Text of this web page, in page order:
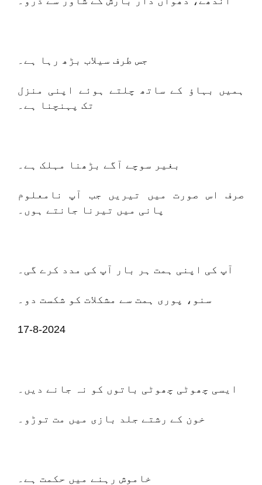
جس طرف سیلاب بڑھ رہا ہے۔
ہمیں بہاؤ کے ساتھ چلتے ہوئے اپنی منزل
تک پہنچنا ہے۔
بغیر سوچے آگے بڑھنا مہلک ہے۔
صرف اس صورت میں تیریں جب آپ نامعلوم
پانی میں تیرنا جانتے ہوں۔
آپ کی اپنی ہمت ہر بار آپ کی مدد کرے گی۔
سنو، پوری ہمت سے مشکلات کو شکست دو۔
17-8-2024
ایسی چھوٹی چھوٹی باتوں کو نہ جانے دیں۔
خون کے رشتے جلد بازی میں مت توڑو۔
خاموش رہنے میں حکمت ہے۔